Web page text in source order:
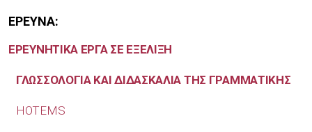
ΕΡΕΥΝΑ:
ΕΡΕΥΝΗΤΙΚΑ ΕΡΓΑ ΣΕ ΕΞΕΛΙΞΗ
ΓΛΩΣΣΟΛΟΓΙΑ ΚΑΙ ΔΙΔΑΣΚΑΛΙΑ ΤΗΣ ΓΡΑΜΜΑΤΙΚΗΣ
HOTEMS